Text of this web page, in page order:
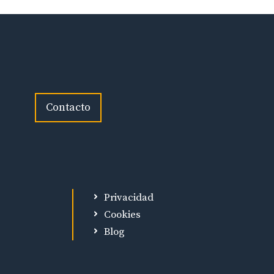
Contacto
Privacidad
Cookies
Blog